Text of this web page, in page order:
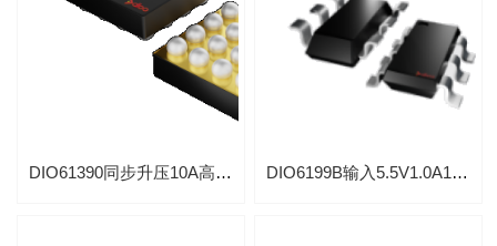
DIO61390同步升压10A高功率高频大电流DCDC升压转换器芯片 DIO6199B输入5.5V1.0A1.0MHz同步直流升压IC芯片